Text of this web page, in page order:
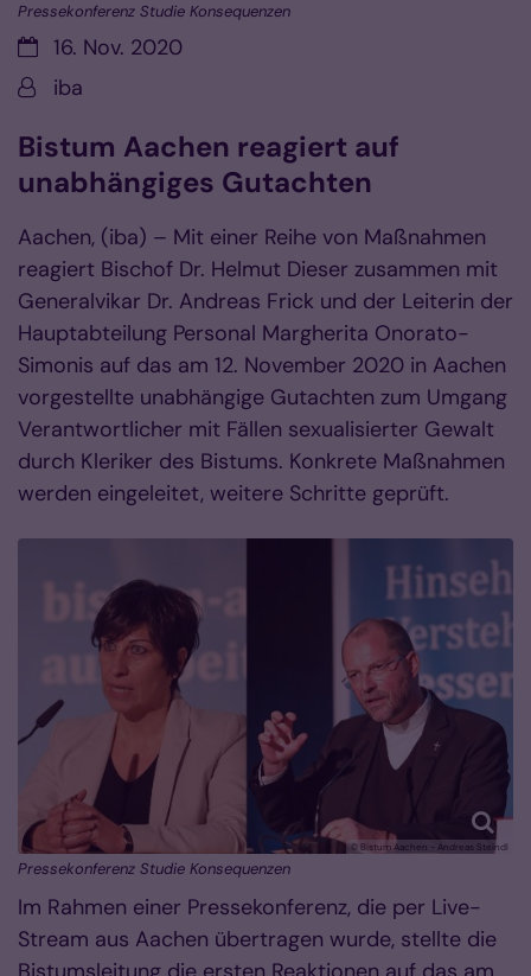
Pressekonferenz Studie Konsequenzen
Datum:16. Nov. 2020
Von:iba
Bistum Aachen reagiert auf
unabhängiges Gutachten
Aachen, (iba) – Mit einer Reihe von Maßnahmen
reagiert Bischof Dr. Helmut Dieser zusammen mit
Generalvikar Dr. Andreas Frick und der Leiterin der
Hauptabteilung Personal Margherita Onorato-
Simonis auf das am 12. November 2020 in Aachen
vorgestellte unabhängige Gutachten zum Umgang
Verantwortlicher mit Fällen sexualisierter Gewalt
durch Kleriker des Bistums. Konkrete Maßnahmen
werden eingeleitet, weitere Schritte geprüft.
© Bistum Aachen - Andreas Steindl
Pressekonferenz Studie Konsequenzen
Im Rahmen einer Pressekonferenz, die per Live-
Stream aus Aachen übertragen wurde, stellte die